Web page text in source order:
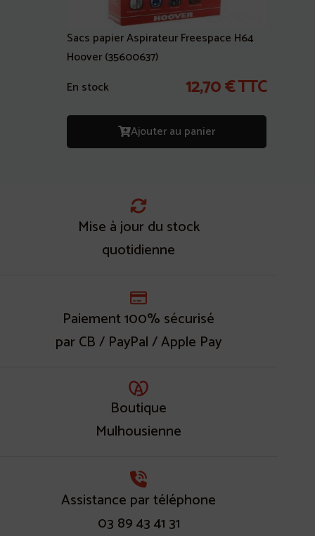
Sacs papier Aspirateur Freespace H64
Hoover (35600637)
En stock
12,70€TTC
Ajouter au panier
Mise à jour du stock
quotidienne
Paiement 100% sécurisé
par CB / PayPal / Apple Pay
Boutique
Mulhousienne
Assistance par téléphone
03 89 43 41 31